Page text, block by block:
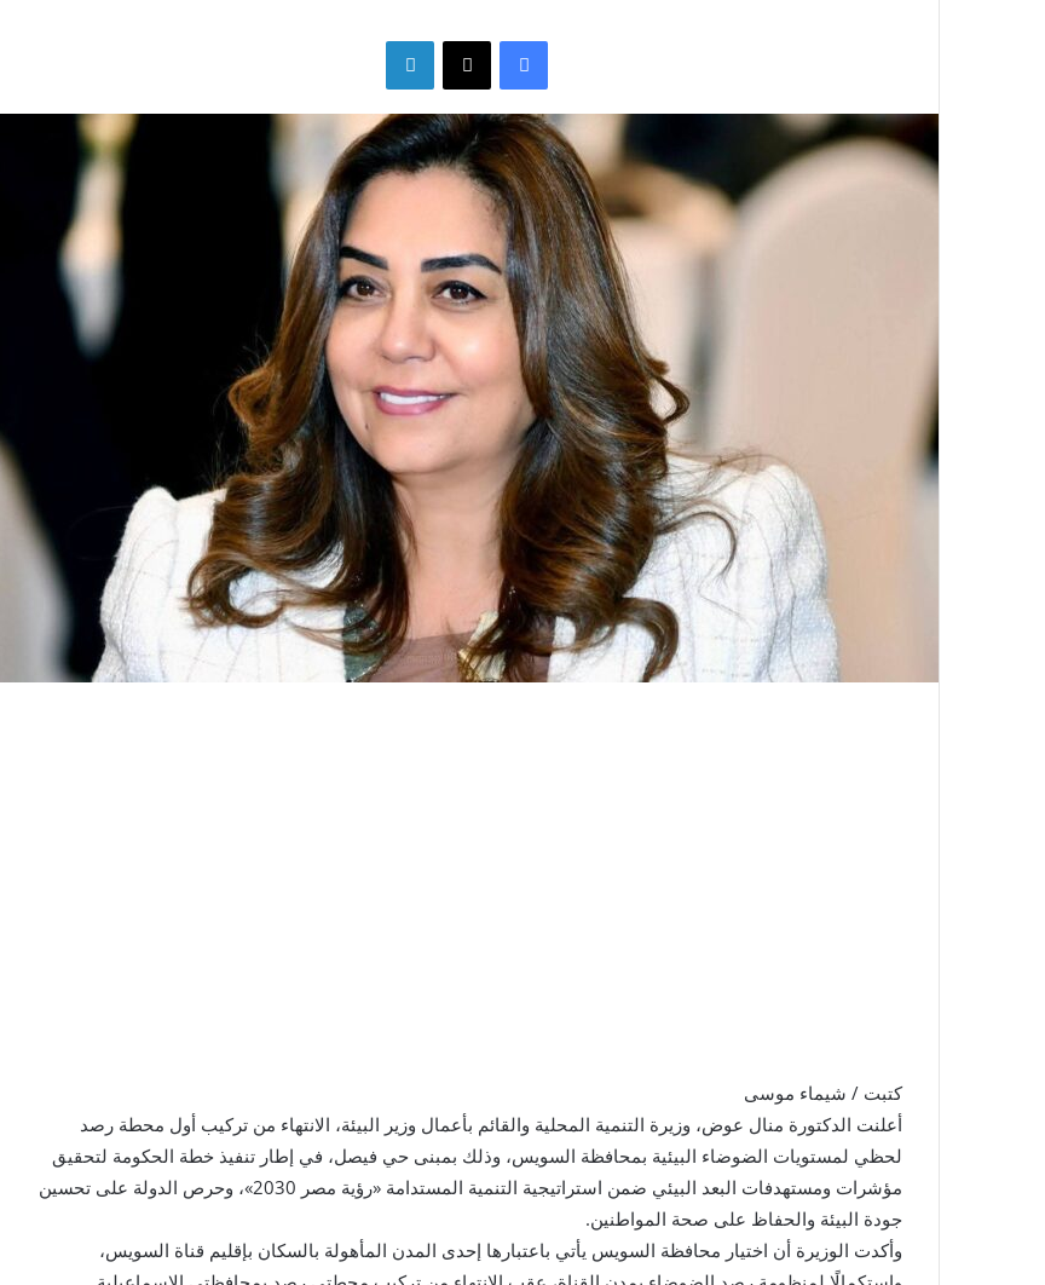
فيسبوك X
كتبت / شيماء موسى
أعلنت الدكتورة منال عوض، وزيرة التنمية المحلية والقائم بأعمال وزير البيئة، الانتهاء من تركيب أول محطة رصد
لحظي لمستويات الضوضاء البيئية بمحافظة السويس، وذلك بمبنى حي فيصل، في إطار تنفيذ خطة الحكومة لتحقيق
مؤشرات ومستهدفات البعد البيئي ضمن استراتيجية التنمية المستدامة «رؤية مصر 2030»، وحرص الدولة على تحسين
جودة البيئة والحفاظ على صحة المواطنين.
وأكدت الوزيرة أن اختيار محافظة السويس يأتي باعتبارها إحدى المدن المأهولة بالسكان بإقليم قناة السويس،